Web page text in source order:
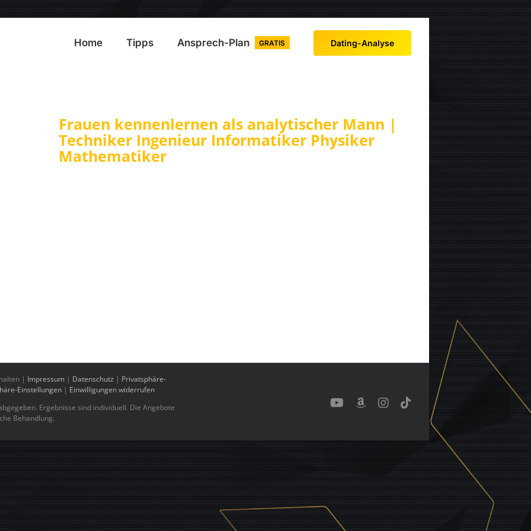
Home Tipps Ansprech-Plan GRATIS Dating-Analyse
Frauen kennenlernen als analytischer Mann |
Techniker Ingenieur Informatiker Physiker
Mathematiker
| Impressum | Datenschutz | Privatsphäre-
Einstellungen | Einwilligungen widerrufen
Ergebnisse sind individuell. Die Angebote
Behandlung.
YouTubeBenutzerdefiniert
Instagram
Tiktok